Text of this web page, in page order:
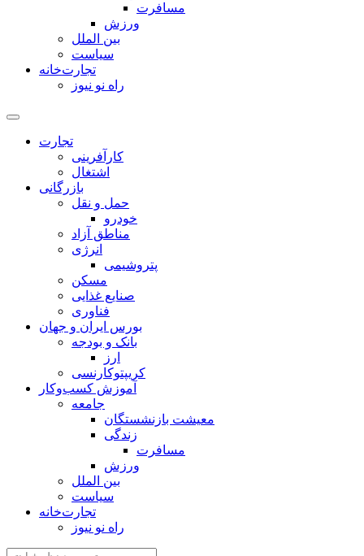
مسافرت
ورزش
بین الملل
سیاست
تجارت‌خانه
راه نو نیوز
تجارت
کارآفرینی
اشتغال
بازرگانی
حمل و نقل
خودرو
مناطق آزاد
انرژی
پتروشیمی
مسکن
صنایع غذایی
فناوری
بورس ایران و جهان
بانک و بودجه
ارز
کریپتوکارنسی
آموزش کسب‌وکار
جامعه
معیشت بازنشستگان
زندگی
مسافرت
ورزش
بین الملل
سیاست
تجارت‌خانه
راه نو نیوز